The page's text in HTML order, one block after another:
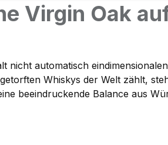
Virgin Oak
nicht automatisch
Whiskys der Welt zählt,
beeindruckende Balance aus